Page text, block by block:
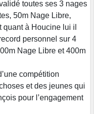
toutes ses 3 nages
50m Nage Libre,
quant à Houcine lui il
personnel sur 4
Nage Libre et 400m
compétition
et des jeunes qui
pour l’engagement